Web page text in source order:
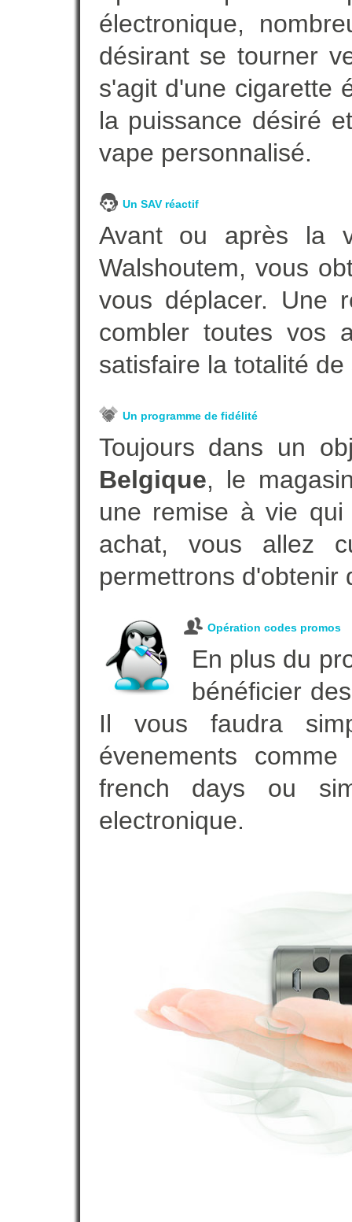
électronique,
désirant se tourner
s'agit d'une cigarette
la puissance désiré
vape personnalisé.
Un SAV réactif
Avant ou après la
Walshoutem, vous
vous déplacer. Une
combler toutes vos
satisfaire la totalité
Un programme de fidélité
Toujours dans un
Belgique, le
une remise à vie qui
achat, vous allez
permettrons d'obtenir
Opération codes promos
En plus du
bénéficier
Il vous faudra
évenements
french days ou
electronique.